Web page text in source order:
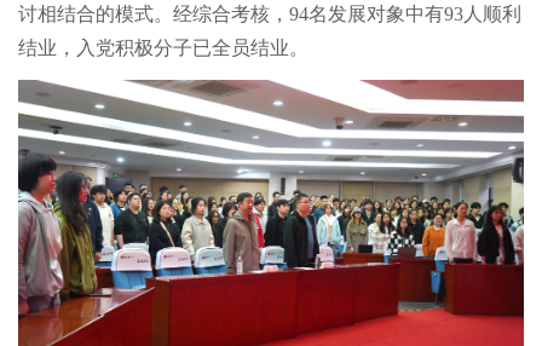
专业学位研究生教育
工商管理专业学位教育管理中心 EMBA
MBA 会计专业学位教育管理中心 MPAcc
DPAcc EE
博士后科研流动站
2017 2018 2019 2020 2021
2024
2025
项目
2017 2018 2019 2020 2021 2022 2023
2024 2025
奖项
2017 2018 2022 2023
校友组织
学院校友分会
EMBA校友组织 EE校友组织
学院地方同学会
校友风采
校友捐赠
捐赠动态
虚拟商学院
秒懂商学
线上课程
党群工作
党建园地
机构设置 通知公告 党建动态 学习园地
党建服务
行政工作
智慧工管与数据库
智慧工管平台
软件与数据库
通知公告
学院公告
讨相结合的模式。经综合考核，94名发展对象中有93人顺利
结业，入党积极分子已全员结业。